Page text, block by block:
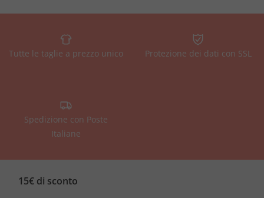
Tutte le taglie a prezzo unico Protezione dei dati con SSL
Spedizione con Poste
Italiane
15€ di sconto